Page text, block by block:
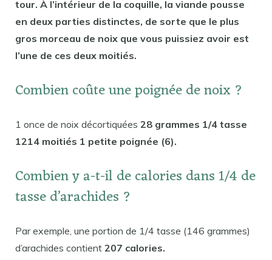
tour. À l’intérieur de la coquille, la viande pousse
en deux parties distinctes, de sorte que le plus
gros morceau de noix que vous puissiez avoir est
l’une de ces deux moitiés.
Combien coûte une poignée de noix ?
1 once de noix décortiquées 28 grammes 1/4 tasse
1214 moitiés 1 petite poignée (6).
Combien y a-t-il de calories dans 1/4 de
tasse d’arachides ?
Par exemple, une portion de 1/4 tasse (146 grammes)
d’arachides contient 207 calories.